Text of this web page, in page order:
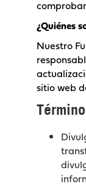
¿Quiénes
Nuestro
sitio web